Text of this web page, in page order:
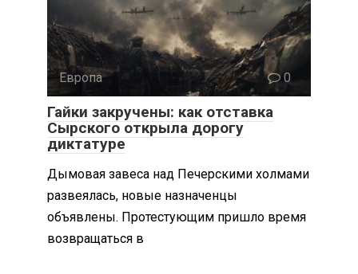
Европа 0
Гайки закручены: как отставка
Сырского открыла дорогу
диктатуре
Дымовая завеса над Печерскими холмами
развеялась, новые назначенцы
объявлены. Протестующим пришло время
возвращаться в